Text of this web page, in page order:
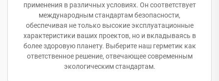
применения в различных условиях. Он соответствует
международным стандартам безопасности,
обеспечивая не только высокие эксплуатационные
характеристики ваших проектов, но и вкладываясь в
более здоровую планету. Выберите наш герметик как
ответственное решение, отвечающее современным
экологическим стандартам.